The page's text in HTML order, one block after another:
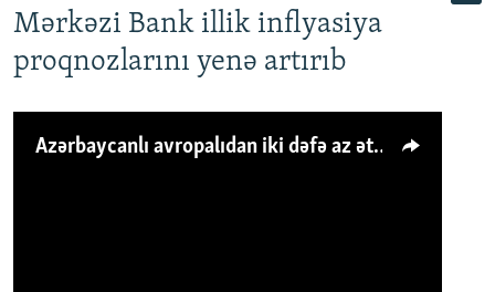
Mərkəzi Bank illik inflyasiya
proqnozlarını yenə artırıb
Azərbaycanlı avropalıdan iki dəfə az ət yeyir, amma... 'Qiymət artımı qaçılmazdır'